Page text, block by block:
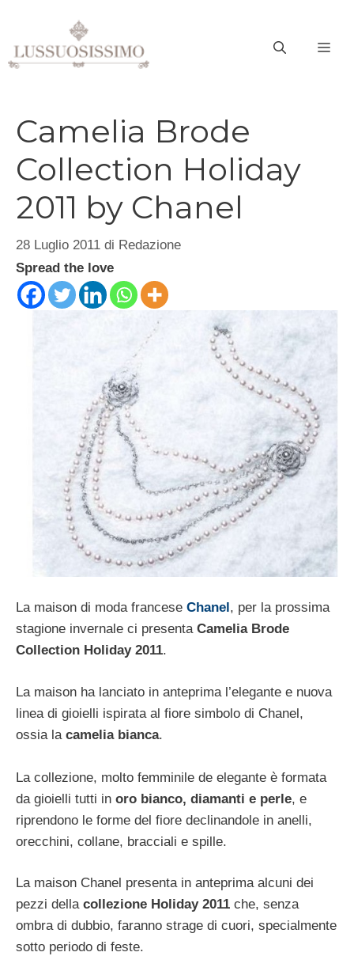
contenuto
Camelia Brode
Collection Holiday
2011 by Chanel
28 Luglio 2011 di Redazione
Spread the love
La maison di moda francese Chanel , per la prossima
stagione invernale ci presenta Camelia Brode
Collection Holiday 2011.
La maison ha lanciato in anteprima l’elegante e nuova
linea di gioielli ispirata al fiore simbolo di Chanel,
ossia la camelia bianca.
La collezione, molto femminile de elegante è formata
da gioielli tutti in oro bianco, diamanti e perle, e
riprendono le forme del fiore declinandole in anelli,
orecchini, collane, bracciali e spille.
La maison Chanel presenta in anteprima alcuni dei
pezzi della collezione Holiday 2011 che, senza
ombra di dubbio, faranno strage di cuori, specialmente
sotto periodo di feste.